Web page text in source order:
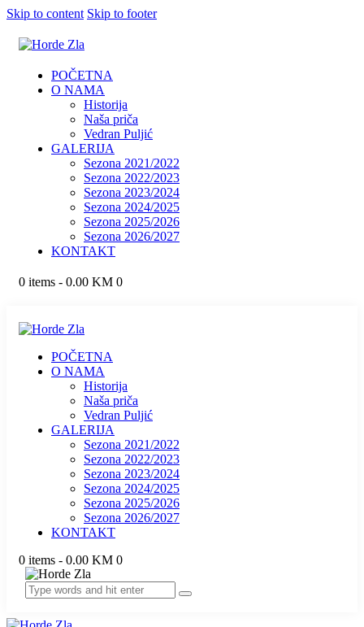
Skip to content Skip to footer
POČETNA
O NAMA
Historija
Naša priča
Vedran Puljić
GALERIJA
Sezona 2021/2022
Sezona 2022/2023
Sezona 2023/2024
Sezona 2024/2025
Sezona 2025/2026
Sezona 2026/2027
KONTAKT
0 items - 0.00 KM 0
POČETNA
O NAMA
Historija
Naša priča
Vedran Puljić
GALERIJA
Sezona 2021/2022
Sezona 2022/2023
Sezona 2023/2024
Sezona 2024/2025
Sezona 2025/2026
Sezona 2026/2027
KONTAKT
0 items - 0.00 KM 0